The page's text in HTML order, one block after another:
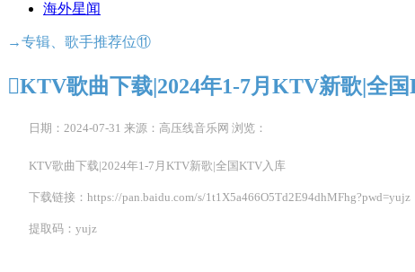
海外星闻
→专辑、歌手推荐位⑪
KTV歌曲下载|2024年1-7月KTV新歌|全
日期：2024-07-31 来源：高压线音乐网 浏览：
KTV歌曲下载|2024年1-7月KTV新歌|全国KTV入库
下载链接：https://pan.baidu.com/s/1t1X5a466O5Td2E94dhMFhg?pwd=yujz
提取码：yujz